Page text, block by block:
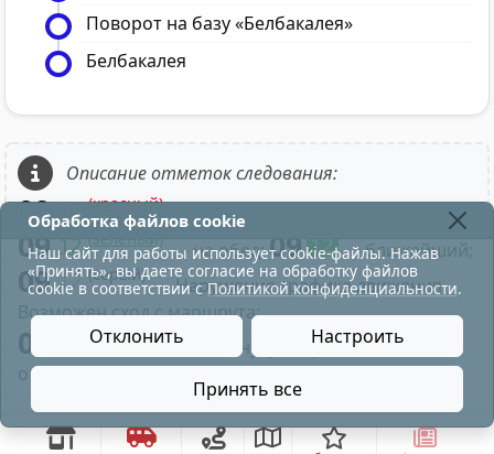
Поворот на базу «Белбакалея»
Белбакалея
Описание отметок следования:
09 12(красный) - в парк;
09 12 (зелёный) - на обед;09 12 - ближайший;
09 12(серый)
- Нарушение графика движения.
Возможен сход с маршрута;
09
- Нажатие на минуту отправления
отображает время по рейсу маршрута;
движение трамваев по ул.М. Горького
Обработка файлов cookie
Наш сайт для работы использует cookie-файлы. Нажав
«Принять», вы даете согласие на обработку файлов
cookie в соответствии с Политикой конфиденциальности.
Отклонить Настроить
Принять все